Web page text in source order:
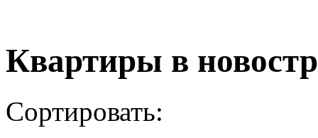
Квартиры в
Сортировать: